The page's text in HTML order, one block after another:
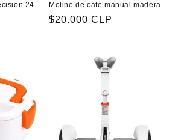
24
Molino de cafe manual madera
Precio
$20.000 CLP